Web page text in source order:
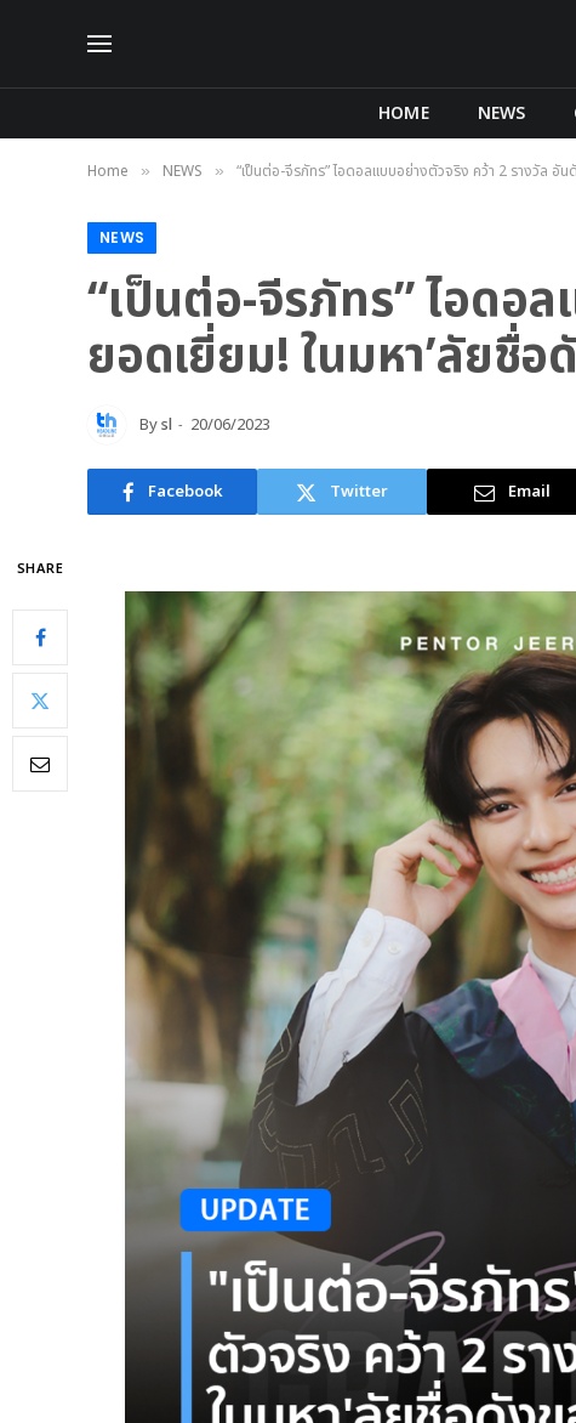
HOME NEWS
Home » NEWS » “เป็นต่อ-จีรภัทร” ไอดอลแบบอย่างตัวจริง คว้า 2 รางวัล อั
NEWS
“เป็นต่อ-จีรภัทร” ไอดอ
ยอดเยี่ยม! ในมหา’ลัยชื่
Bysl 20/06/2023
Facebook Twitter Email
SHARE